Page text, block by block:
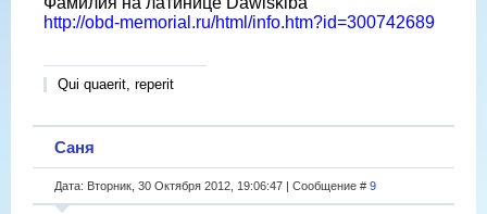
http://obd-memorial.ru/html/info.htm?id=300742689
Qui quaerit, reperit
Саня
Дата: Вторник, 30 Октября 2012, 19:06:47 | Сообщение # 9